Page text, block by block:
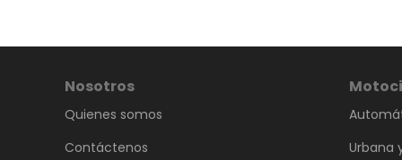
Nosotros
Quienes somos
Contáctenos
Urbana